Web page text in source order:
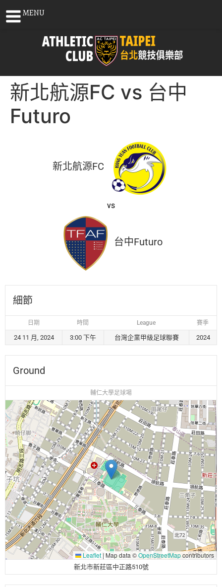
新北航源FC vs 台中
Futuro
新北航源FC
vs
台中Futuro
細節
日期 時間 League 賽季
24 11 月, 2024 3:00 下午 台灣企業甲級足球聯賽 2024
Ground
輔仁大學足球場
Leaflet | Map data ©OpenStreetMapcontributors
新北市新莊區中正路510號
MENU